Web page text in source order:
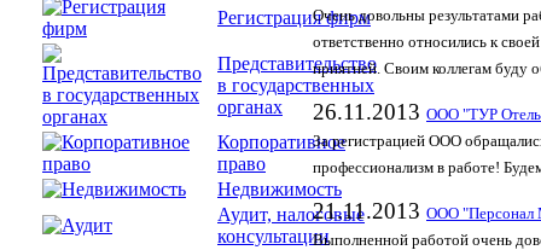
Регистрация фирм
Представительство
в государственных
органах
Корпоративное
право
Недвижимость
Аудит, налоговые
консультации
Очень довольны результатами
ответственно относились к
приятней. Своим коллегам буду
26.11.2013 ООО "ТУР
За регистрацией ООО
профессионализм в работе!
21.11.2013 ООО "Персонал
Выполненной работой очень